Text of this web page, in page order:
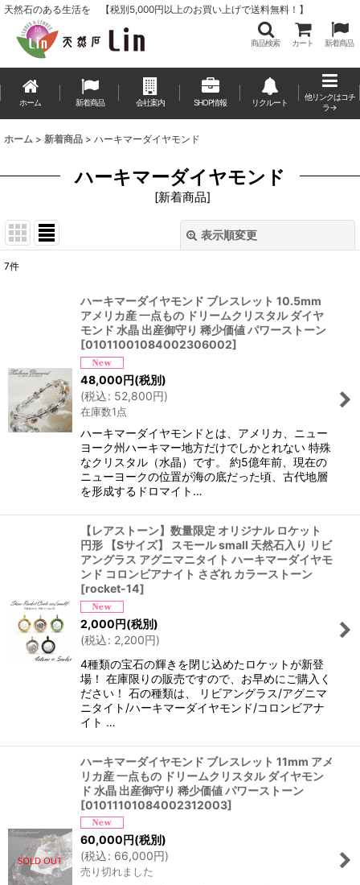
天然石のある生活を 【税別5,000円以上のお買い上げで送料無料！】
商品検索 カート 新着商品
ホーム 新着商品 会社案内 SHOP情報 リクルート
他リンクはコチ
ラ→
ホーム > 新着商品 > ハーキマーダイヤモンド
ハーキマーダイヤモンド
[新着商品]
表示順変更
7件
ハーキマーダイヤモンド ブレスレット 10.5mm
アメリカ産 一点もの ドリームクリスタル ダイヤ
モンド 水晶 出産御守り 稀少価値 パワーストーン
[01011001084002306002]
48,000円(税別)
(税込: 52,800円)
在庫数1点
ハーキマーダイヤモンドとは、アメリカ、ニュー
ヨーク州ハーキマー地方だけでしかとれない 特殊
なクリスタル（水晶）です。 約5億年前、現在の
ニューヨークの位置が海の底だった頃、古代地層
を形成するドロマイト…
【レアストーン】数量限定 オリジナル ロケット
円形 【Sサイズ】 スモール small 天然石入り リビ
アングラス アグニマニタイト ハーキマーダイヤモ
ンド コロンビアナイト さざれ カラーストーン
[rocket-14]
2,000円(税別)
(税込: 2,200円)
4種類の宝石の輝きを閉じ込めたロケットが新登
場！ 在庫限りの販売ですので、お早めにご購入く
ださい！ 石の種類は、 リビアングラス/アグニマ
ニタイト/ハーキマーダイヤモンド/コロンビアナ
イト …
ハーキマーダイヤモンド ブレスレット 11mm アメ
リカ産 一点もの ドリームクリスタル ダイヤモン
ド 水晶 出産御守り 稀少価値 パワーストーン
[01011101084002312003]
60,000円(税別)
(税込: 66,000円)
売り切れました